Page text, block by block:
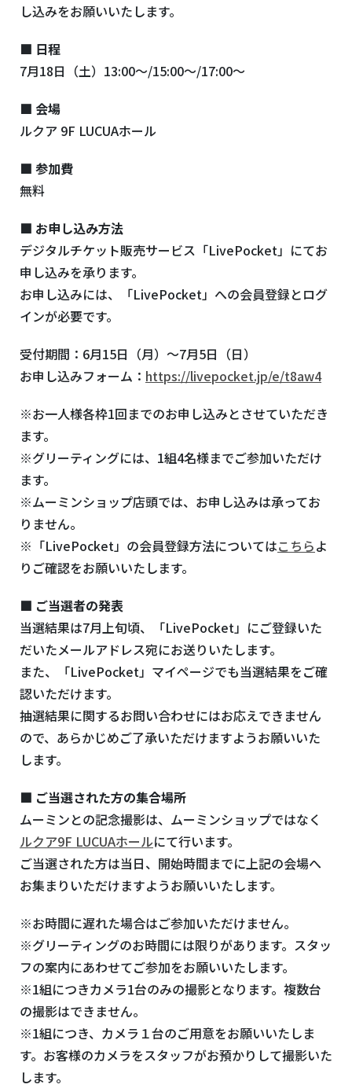
し込みをお願いいたします。
■ 日程
7月18日（土）13:00～/15:00～/17:00～
■ 会場
ルクア 9F LUCUAホール
■ 参加費
無料
■ お申し込み方法
デジタルチケット販売サービス 「LivePocket」にてお
申し込みを承ります。
お申し込みには、「LivePocket」への会員登録とログ
インが必要です。
受付期間：6月15日（月）～7月5日（日）
お申し込みフォーム： https://livepocket.jp/e/t8aw4
※お一人様各枠1回までのお申し込みとさせていただき
ます。
※グリーティングには、1組4名様までご参加いただけ
ます。
※ムーミンショップ店頭では、お申し込みは承ってお
りません。
※「LivePocket」の会員登録方法についてはこちらよ
りご確認をお願いいたします。
■ ご当選者の発表
当選結果は7月上旬頃、「LivePocket」にご登録いた
だいたメールアドレス宛にお送りいたします。
また、「LivePocket」マイページでも当選結果をご確
認いただけます。
抽選結果に関するお問い合わせにはお応えできません
ので、あらかじめご了承いただけますようお願いいた
します。
■ ご当選された方の集合場所
ムーミンとの記念撮影は、ムーミンショップではなく
ルクア9F LUCUAホールにて行います。
ご当選された方は当日、開始時間までに上記の会場へ
お集まりいただけますようお願いいたします。
※お時間に遅れた場合はご参加いただけません。
※グリーティングのお時間には限りがあります。スタッ
フの案内にあわせてご参加をお願いいたします。
※1組につきカメラ1台のみの撮影となります。複数台
の撮影はできません。
※1組につき、カメラ１台のご用意をお願いいたしま
す。お客様のカメラをスタッフがお預かりして撮影いた
します。